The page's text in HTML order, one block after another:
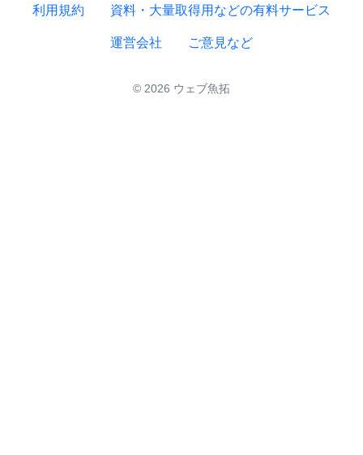
利用規約 資料・大量取得用などの有料サービス
運営会社 ご意見など
© 2026 ウェブ魚拓